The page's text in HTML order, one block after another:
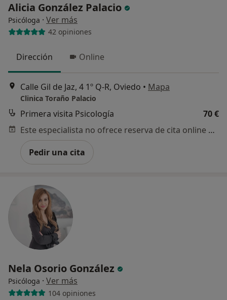
Alicia González Palacio
Psicóloga · Ver más
42 opiniones
Dirección Online
Calle Gil de Jaz, 4 1º Q-R, Oviedo • Mapa
Clinica Toraño Palacio
Primera visita Psicología
70 €
Este especialista no ofrece reserva de cita online en esta dirección.
Pedir una cita
Nela Osorio González
Psicóloga · Ver más
104 opiniones